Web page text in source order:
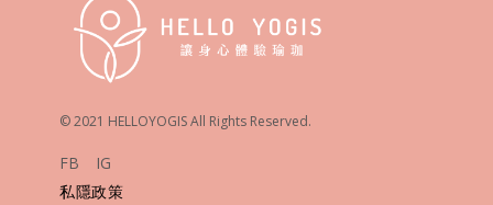
© 2021 HELLOYOGIS All Rights Reserved.
FB
IG
私隱政策